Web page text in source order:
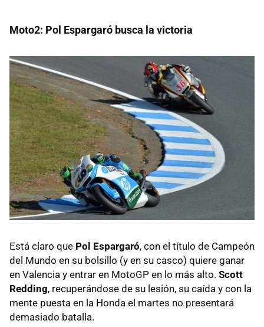
Moto2: Pol Espargaró busca la victoria
Está claro que Pol Espargaró, con el título de Campeón
del Mundo en su bolsillo (y en su casco) quiere ganar
en Valencia y entrar en MotoGP en lo más alto. Scott
Redding, recuperándose de su lesión, su caída y con la
mente puesta en la Honda el martes no presentará
demasiado batalla.